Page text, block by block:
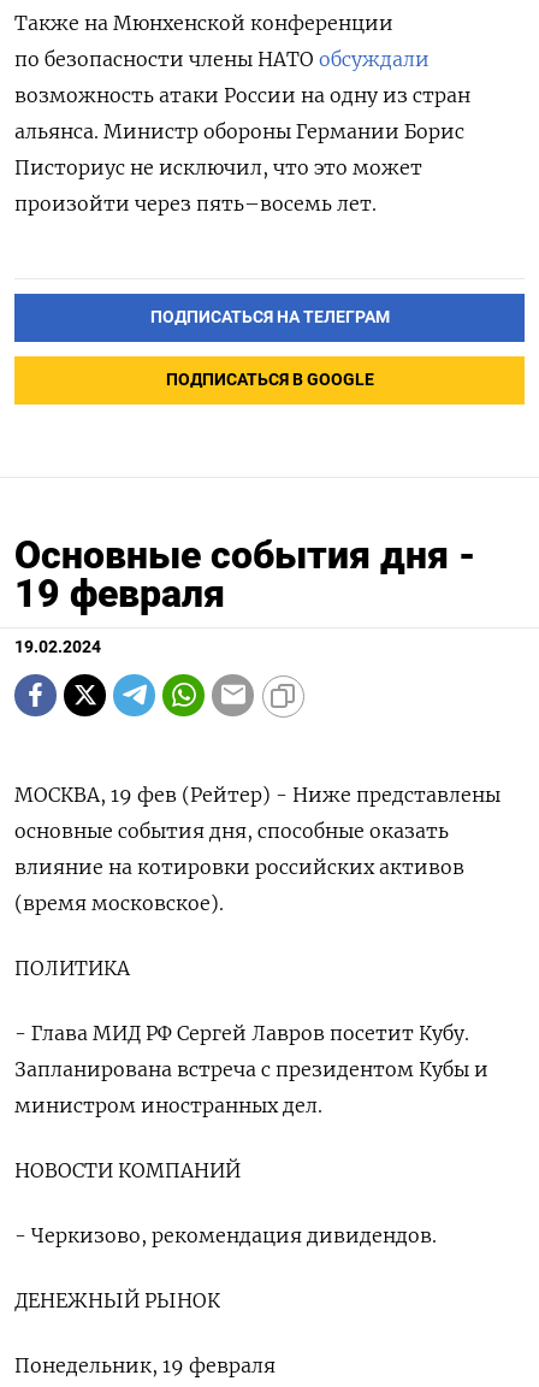
Также на Мюнхенской конференции
по безопасности члены НАТО обсуждали
возможность атаки России на одну из стран
альянса. Министр обороны Германии Борис
Писториус не исключил, что это может
произойти через пять–восемь лет.
ПОДПИСАТЬСЯ НА ТЕЛЕГРАМ
ПОДПИСАТЬСЯ В GOOGLE
Основные события дня -
19 февраля
19.02.2024
МОСКВА, 19 фев (Рейтер) - Ниже представлены
основные события дня, способные оказать
влияние на котировки российских активов
(время московское).
ПОЛИТИКА
- Глава МИД РФ Сергей Лавров посетит Кубу.
Запланирована встреча с президентом Кубы и
министром иностранных дел.
НОВОСТИ КОМПАНИЙ
- Черкизово, рекомендация дивидендов.
ДЕНЕЖНЫЙ РЫНОК
Понедельник, 19 февраля